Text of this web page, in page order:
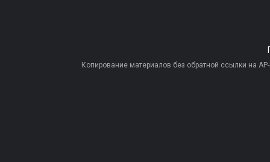
Копирование материалов без обратной ссылки на